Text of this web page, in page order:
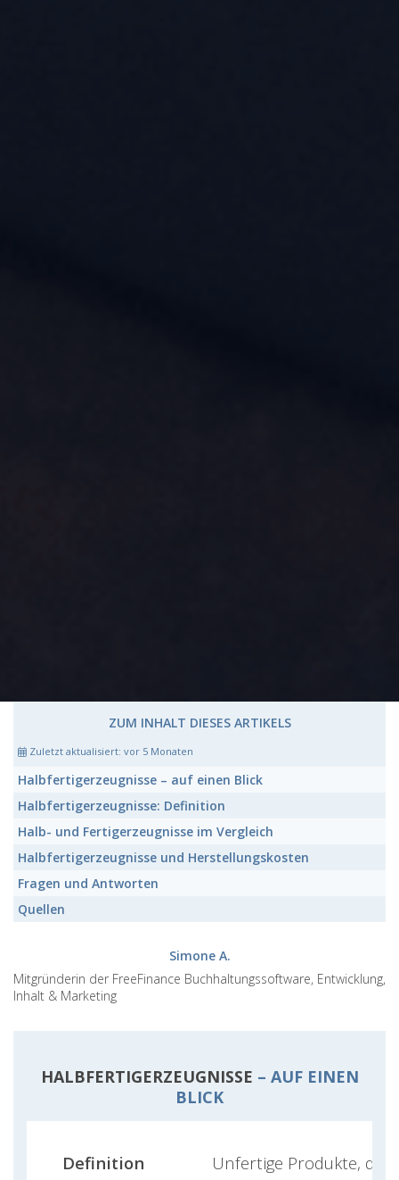
ZUM INHALT DIESES ARTIKELS
Zuletzt aktualisiert: vor 5 Monaten
Halbfertigerzeugnisse – auf einen Blick
Halbfertigerzeugnisse: Definition
Halb- und Fertigerzeugnisse im Vergleich
Halbfertigerzeugnisse und Herstellungskosten
Fragen und Antworten
Quellen
Simone A.
Mitgründerin der FreeFinance Buchhaltungssoftware, Entwicklung,
Inhalt & Marketing
HALBFERTIGERZEUGNISSE – AUF EINEN
BLICK
Definition
Unfertige Produkte, die